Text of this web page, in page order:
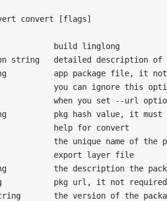
convert [flags]
build linglong
string   detailed description of
app package file, it
you can ignore this
when you set --url
pkg hash value, it must
help for convert
the unique name of the
export layer file
the description the
pkg url, it not
the version of the